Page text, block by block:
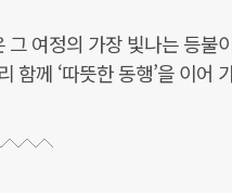
여정의 가장 빛나는 등불
함께 ‘따뜻한 동행’을 이어